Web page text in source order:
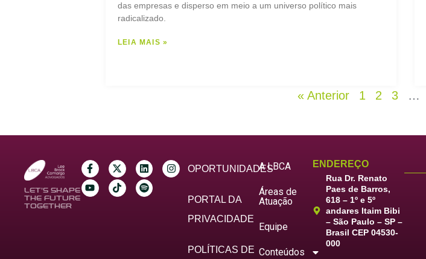
das empresas e disperso em meio a um universo político mais
radicalizado.
LEIA MAIS »
« Anterior 1 2 3 …
LET’S SHAPE
THE FUTURE
TOGETHER
OPORTUNIDADES
PORTAL DA
PRIVACIDADE
POLÍTICAS DE
A LBCA
Áreas de
Atuação
Equipe
Conteúdos
ENDEREÇO
Rua Dr. Renato
Paes de Barros,
618 – 1º e 5º
andares Itaim Bibi
– São Paulo – SP –
Brasil CEP 04530-
000